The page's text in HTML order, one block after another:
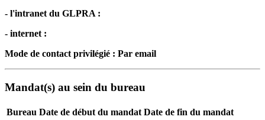
- l'intranet du GLPRA :
- internet :
Mode de contact privilégié : Par email
Mandat(s) au sein du bureau
Bureau Date de début du mandat Date de fin du mandat